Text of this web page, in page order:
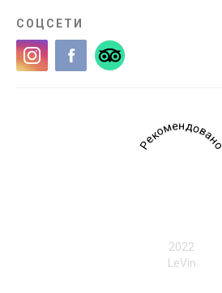
СОЦСЕТИ
Рекомендовано
2022
LeVin